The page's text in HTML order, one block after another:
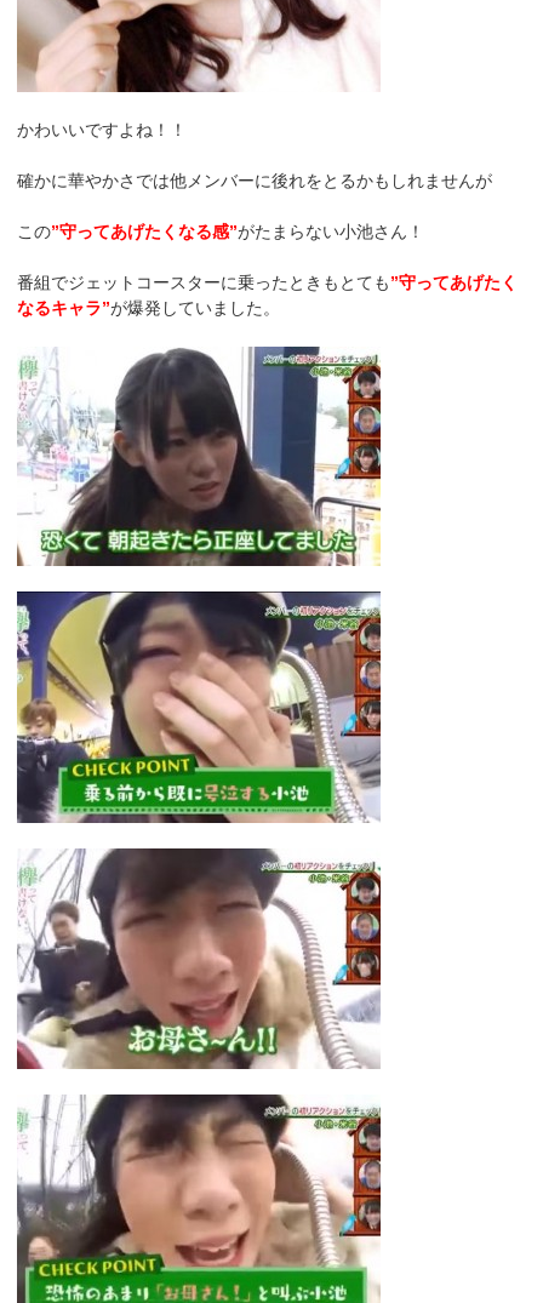
かわいいですよね！！
確かに華やかさでは他メンバーに後れをとるかもしれませんが
この”守ってあげたくなる感”がたまらない小池さん！
番組でジェットコースターに乗ったときもとても”守ってあげたく
なるキャラ”が爆発していました。